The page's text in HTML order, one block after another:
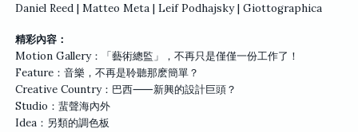
Daniel Reed | Matteo Meta | Leif Podhajsky | Giottographica
精彩內容：
Motion Gallery：「藝術總監」，不再只是僅僅一份工作了！
Feature：音樂，不再是聆聽那麽簡單？
Creative Country：巴西⸺新興的設計巨頭？
Studio：蜚聲海內外
Idea：另類的調色板